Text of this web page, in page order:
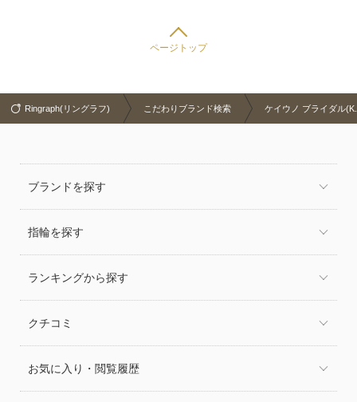
ページトップ
Ringraph(リングラフ) こだわりブランド検索 ケイウノ ブライダル
ブランドを探す
指輪を探す
ランキングから探す
クチコミ
お気に入り・閲覧履歴